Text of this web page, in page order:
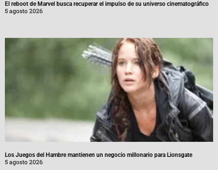
El reboot de Marvel busca recuperar el impulso de su universo cinematográfico
5 agosto 2026
Los Juegos del Hambre mantienen un negocio millonario para Lionsgate
5 agosto 2026